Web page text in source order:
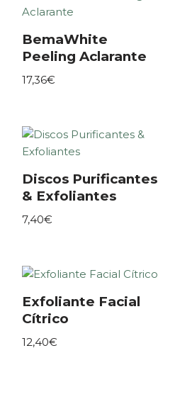
BemaWhite
Peeling Aclarante
17,36€
Discos Purificantes
& Exfoliantes
7,40€
Exfoliante Facial
Cítrico
12,40€